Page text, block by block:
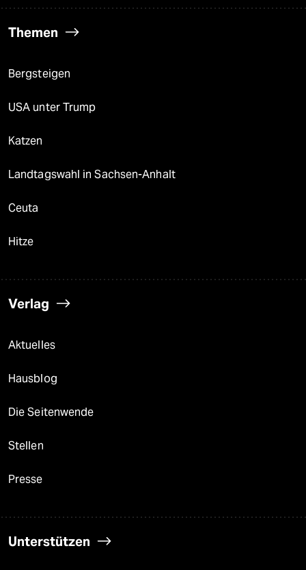
Themen
Bergsteigen
USA unter Trump
Katzen
Landtagswahl in Sachsen-Anhalt
Ceuta
Hitze
Verlag
Aktuelles
Hausblog
Die Seitenwende
Stellen
Presse
Unterstützen